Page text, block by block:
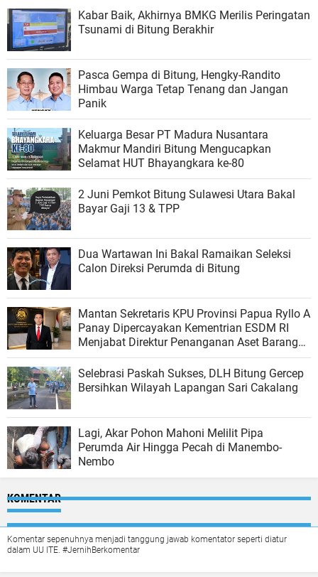
Kabar Baik, Akhirnya BMKG Merilis Peringatan
Tsunami di Bitung Berakhir
Pasca Gempa di Bitung, Hengky-Randito
Himbau Warga Tetap Tenang dan Jangan
Panik
Keluarga Besar PT Madura Nusantara
Makmur Mandiri Bitung Mengucapkan
Selamat HUT Bhayangkara ke-80
2 Juni Pemkot Bitung Sulawesi Utara Bakal
Bayar Gaji 13 & TPP
Dua Wartawan Ini Bakal Ramaikan Seleksi
Calon Direksi Perumda di Bitung
Mantan Sekretaris KPU Provinsi Papua Ryllo A
Panay Dipercayakan Kementrian ESDM RI
Menjabat Direktur Penanganan Aset Barang
Bukti
Selebrasi Paskah Sukses, DLH Bitung Gercep
Bersihkan Wilayah Lapangan Sari Cakalang
Lagi, Akar Pohon Mahoni Melilit Pipa
Perumda Air Hingga Pecah di Manembo-
Nembo
KOMENTAR
Komentar sepenuhnya menjadi tanggung jawab komentator seperti diatur
dalam UU ITE. #JernihBerkomentar